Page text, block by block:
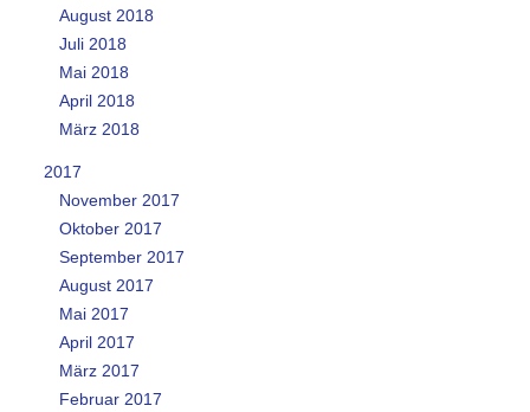
August 2018
Juli 2018
Mai 2018
April 2018
März 2018
2017
November 2017
Oktober 2017
September 2017
August 2017
Mai 2017
April 2017
März 2017
Februar 2017